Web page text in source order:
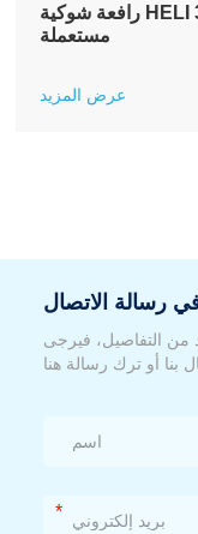
رافعة شوكية HELI 30
مستعملة
عرض المزيد
رسالة الاتصال
من التفاصيل، فيرجى
بنا أو ترك رسالة هنا
*